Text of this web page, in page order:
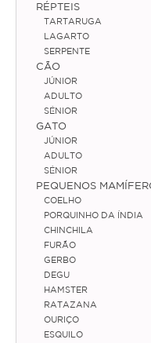
Sénior
Gato
Júnior
Adulto
Sénior
Pequenos Mamíferos
Coelho
Porquinho da Índia
Chinchila
Furão
Gerbo
RÉPTEIS
TARTARUGA
LAGARTO
SERPENTE
CÃO
JÚNIOR
ADULTO
SÉNIOR
GATO
JÚNIOR
ADULTO
SÉNIOR
PEQUENOS
COELHO
PORQUINHO DA ÍNDIA
CHINCHILA
FURÃO
GERBO
DEGU
HAMSTER
RATAZANA
OURIÇO
ESQUILO